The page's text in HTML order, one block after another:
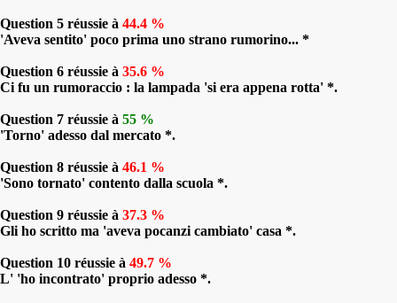
Question 5 réussie à 44.4 %
'Aveva sentito' poco prima uno strano rumorino... *
Question 6 réussie à 35.6 %
Ci fu un rumoraccio : la lampada 'si era appena rotta' *.
Question 7 réussie à 55 %
'Torno' adesso dal mercato *.
Question 8 réussie à 46.1 %
'Sono tornato' contento dalla scuola *.
Question 9 réussie à 37.3 %
Gli ho scritto ma 'aveva pocanzi cambiato' casa *.
Question 10 réussie à 49.7 %
L' 'ho incontrato' proprio adesso *.